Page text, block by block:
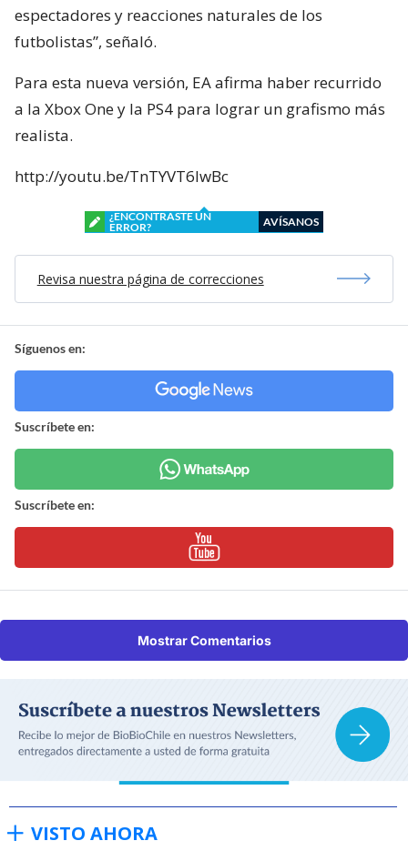
espectadores y reacciones naturales de los
futbolistas”, señaló.
Para esta nueva versión, EA afirma haber recurrido
a la Xbox One y la PS4 para lograr un grafismo más
realista.
http://youtu.be/TnTYVT6lwBc
¿ENCONTRASTE UN
ERROR?
AVÍSANOS
Revisa nuestra página de correcciones
Síguenos en:
Suscríbete en:
Suscríbete en:
Mostrar Comentarios
VISTO AHORA